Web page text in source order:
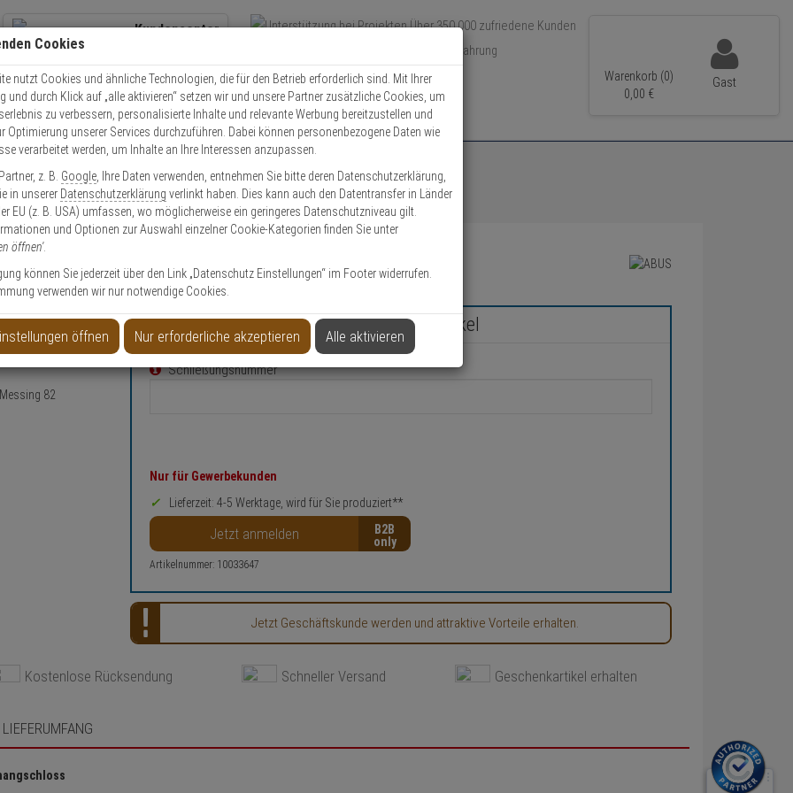
Kundencenter
Kontaktservice nutzen
Mo. - Do.: 8:00 - 16:30 Fr. 8:00 - 14:00 Uhr
Über 350.000 zufriedene Kunden
Über 15 Jahre Erfahrung
Schneller Versand
Warenkorb (0)
0, 00 €
Gast
Ersatzschlüssel für ABUS Messing 82 Vorhangschloss
82 Vorhangschloss
82
Konfigurieren Sie Ihren persönlichen Artikel
Schließungsnummer
Nur für Gewerbekunden
Lieferzeit: 4-5 Werktage, wird für Sie produziert**
Jetzt anmelden B2B
Artikelnummer: 10033647
Jetzt Geschäftskunde werden und attraktive Vorteile erhalten.
Kostenlose Rücksendung Schneller Versand Geschenkartikel erhalten
LIEFERUMFANG
Cookies
nutzt Cookies und ähnliche Technologien, die für den Betrieb erforderlich sind. Mit Ihrer
und durch Klick auf „alle aktivieren“ setzen wir und unsere Partner zusätzliche Cookies, um
zu verbessern, personalisierte Inhalte und relevante Werbung bereitzustellen und
Optimierung unserer Services durchzuführen. Dabei können personenbezogene Daten wie
verarbeitet werden, um Inhalte an Ihre Interessen anzupassen.
z. B. Google , Ihre Daten verwenden, entnehmen Sie bitte deren Datenschutzerklärung,
in unserer Datenschutzerklärung verlinkt haben. Dies kann auch den Datentransfer in Länder
EU (z. B. USA) umfassen, wo möglicherweise ein geringeres Datenschutzniveau gilt.
und Optionen zur Auswahl einzelner Cookie-Kategorien finden Sie unter
öffnen'.
können Sie jederzeit über den Link „Datenschutz Einstellungen“ im Footer widerrufen.
verwenden wir nur notwendige Cookies.
öffnen Nur erforderliche akzeptieren Alle aktivieren